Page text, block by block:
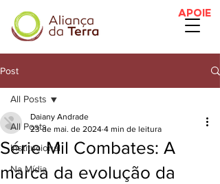
APOIE
Post
All Posts
Institucional
Na Mídia
All Posts
Série Mil Combates: A
marca da evolução da
Daiany Andrade
23 de mai. de 2024 4 min de leitura